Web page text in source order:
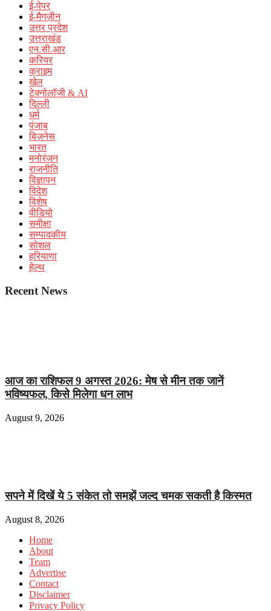
ई-पेपर
ई-मैगज़ीन
उत्तर प्रदेश
उत्तराखंड
एन.सी.आर
करियर
क्राइम
खेल
टेक्नोलॉजी & AI
दिल्ली
धर्म
पंजाब
बिज़नेस
भारत
मनोरंजन
राजनीति
विज्ञापन
विदेश
विशेष
वीडियो
समीक्षा
सम्पादकीय
सोशल
हरियाणा
हेल्थ
Recent News
आज का राशिफल 9 अगस्त 2026: मेष से मीन तक जानें
भविष्यफल, किसे मिलेगा धन लाभ
August 9, 2026
सपने में दिखें ये 5 संकेत तो समझें जल्द चमक सकती है किस्मत
August 8, 2026
Home
About
Team
Advertise
Contact
Disclaimer
Privacy Policy